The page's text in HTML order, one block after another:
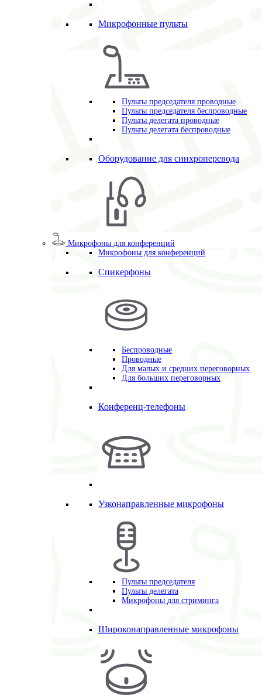
Микрофонные пульты
Пульты председателя проводные
Пульты председателя беспроводные
Пульты делегата проводные
Пульты делегата беспроводные
Оборудование для синхроперевода
Микрофоны для конференций
Микрофоны для конференций
Спикерфоны
Беспроводные
Проводные
Для малых и средних переговорных
Для больших переговорных
Конференц-телефоны
Узконаправленные микрофоны
Пульты председателя
Пульты делегата
Микрофоны для стриминга
Широконаправленные микрофоны